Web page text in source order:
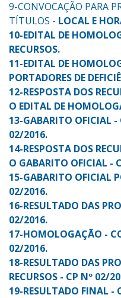
9-CONVOCAÇÃO PARA
TÍTULOS - LOCAL E
10-EDITAL DE
RECURSOS.
11-EDITAL DE
PORTADORES DE
12-RESPOSTA DOS
O EDITAL DE
13-GABARITO OFICIAL
02/2016.
14-RESPOSTA DOS
O GABARITO OFICIAL -
15-GABARITO OFICIAL
02/2016.
16-RESULTADO DAS
02/2016.
17-HOMOLOGAÇÃO -
02/2016.
18-RESULTADO DAS
RECURSOS - CP Nº 02/
19-RESULTADO FINAL -